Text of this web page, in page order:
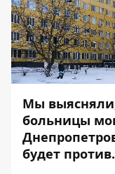
Мы
больницы
будет против.